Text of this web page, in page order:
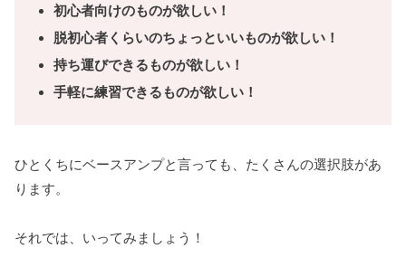
初心者向けのものが欲しい！
脱初心者くらいのちょっといいものが欲しい！
持ち運びできるものが欲しい！
手軽に練習できるものが欲しい！
ひとくちにベースアンプと言っても、たくさんの選択肢があ
ります。
それでは、いってみましょう！